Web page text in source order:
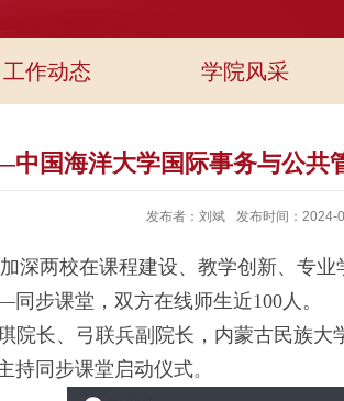
工作动态 学院风采
国海洋大学国际事务与公
发布者：刘斌 发布时间：2024-
深两校在课程建设、教学创新、专业
同步课堂，双方在线师生近100人。
院长、弓联兵副院长，内蒙古民族
持同步课堂启动仪式。